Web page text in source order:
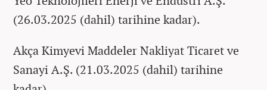
(26.03.2025 (dahil) tarihine kadar).
Akça Kimyevi Maddeler Nakliyat Ticaret ve
Sanayi A.Ş. (21.03.2025 (dahil) tarihine